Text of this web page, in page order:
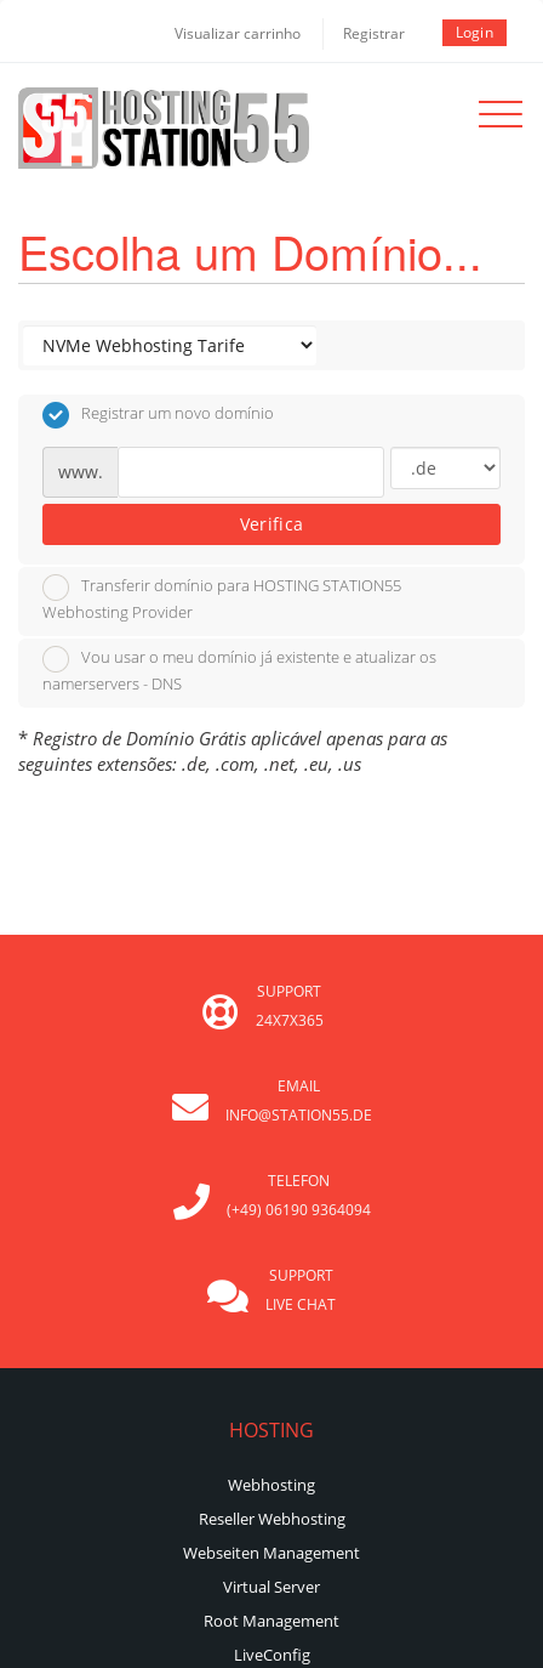
Visualizar carrinho Registrar Login
Toggle
Escolha um Domínio...
Registrar um novo domínio
www.
Verifica
Transferir domínio para HOSTING STATION55
Webhosting Provider
Vou usar o meu domínio já existente e atualizar os
namerservers - DNS
* Registro de Domínio Grátis aplicável apenas para as
seguintes extensões: .de, .com, .net, .eu, .us
SUPPORT
24X7X365
EMAIL
INFO@STATION55.DE
TELEFON
(+49) 06190 9364094
SUPPORT
LIVE CHAT
HOSTING
Webhosting
Reseller Webhosting
Webseiten Management
Virtual Server
Root Management
LiveConfig